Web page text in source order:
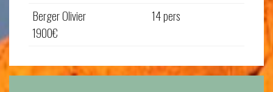
Berger Olivier 14 pers
1900€